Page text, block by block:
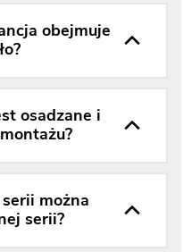
obejmuje
osadzane i
można
serii?